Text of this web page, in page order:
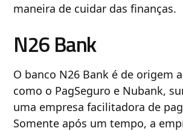
maneira de cuidar das finanças.
N26 Bank
O banco N26 Bank é de origem
como o PagSeguro e Nubank,
uma empresa facilitadora de
Somente após um tempo, a